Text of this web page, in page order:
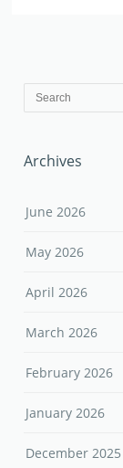
Archives
June 2026
May 2026
April 2026
March 2026
February 2026
January 2026
December 2025